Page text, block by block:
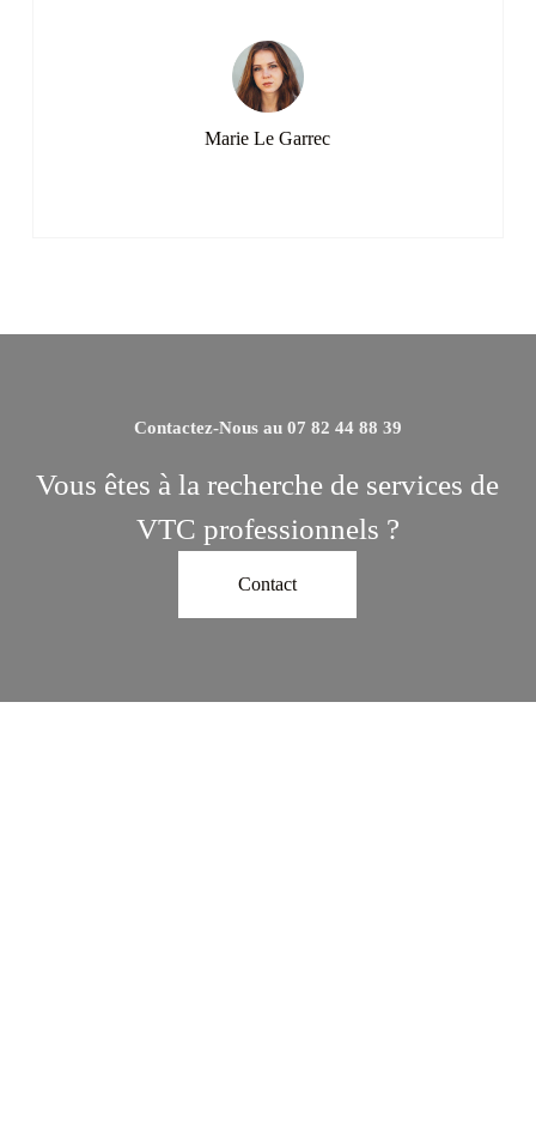
Marie Le Garrec
Contactez-Nous au 07 82 44 88 39
Vous êtes à la recherche de services de
VTC professionnels ?
Contact